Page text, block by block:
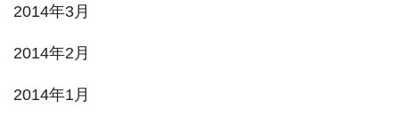
2014年3月
2014年2月
2014年1月